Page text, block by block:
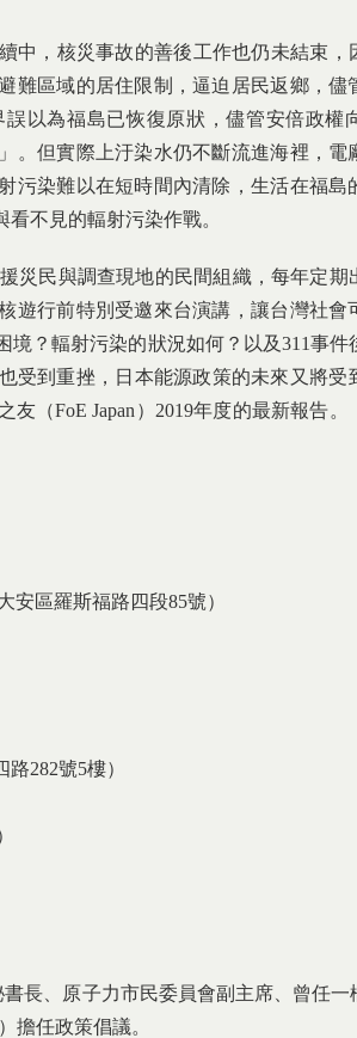
中， 核災事故的善後工作也仍未結束，
難區域的居住限制，逼迫居民返鄉，儘
以為福島已恢復原狀，儘管安倍政權
。但實際上汙染水仍不斷流進海裡， 電
污染難以在短時間內清除，生活在福島
看不見的輻射污染作戰。
災民與調查現地的民間組織，每年定期
遊行前特別受邀來台演講，讓台灣社會
境？輻射污染的狀況如何？ 以及311事件
受到重挫，日本能源政策的未來又將受
（FoE Japan）2019年度的最新報告。
區羅斯福路四段85號）
282號5樓）
長、原子力市民委員會副主席、 曾任一
擔任政策倡議。